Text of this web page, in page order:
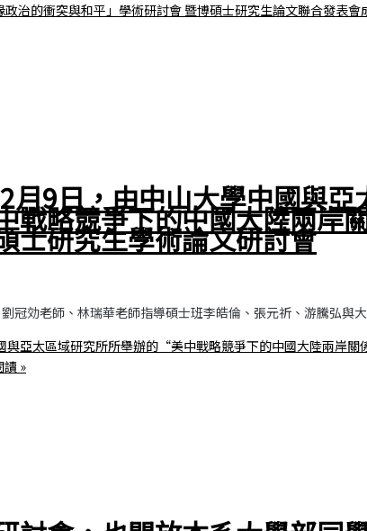
治的衝突與和平」學術研討會 暨博碩士研究生論文聯合發表會
月9日，由中山大學中國與亞
略競爭下的中國大陸兩岸
士研究生學術論文研討會
冠効老師、林瑞華老師指導碩士班李皓倫、張元祈、游騰弘與
亞太區域研究所所舉辦的“美中戰略競爭下的中國大陸兩岸關
讀 »